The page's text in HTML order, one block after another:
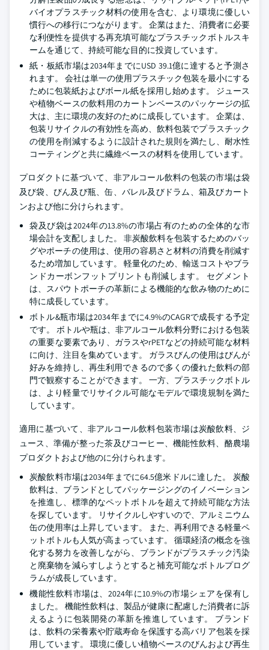
バイオプラスチック材料の使用を含む、より環境に優しい
慣行への移行につながります。 企業はまた、消費者に必要
な利便性を提供する再充填可能なプラスチックボトルスキ
ームを通じて、持続可能な目的に投資しています。
紙・板紙市場は2034年までにUSD 39.1億に達すると予測さ
れます。 会社は単一の使用プラスチック包装を最小にする
ために包装紙およびボール紙を採用し始めます。 ジュース
や植物ベースの飲料用のカートンベースのパッケージの拡
大は、主に環境の友好のために成長しています。 企業は、
包装リサイクルの有効性を高め、飲料包装でプラスチック
の使用を削減するように設計された規則を満たし、耐水性
コーティングと共に繊維ベースの材料を使用しています。
プロダクトに基づいて、非アルコール飲料の包装の市場は袋
及び袋、びん及び瓶、缶、バレル及びドラム、箱及びカート
ンおよび他に分けられます。
袋及び袋は2024年の13.8%の市場占有のための全体的な市
場会計を支配しました。 非炭酸飲料を包装するためのバッ
グやポーチの使用は、使用の容易さと材料の消費を削減す
るため増加しています。 軽量化のため、輸送コストやブラ
ンドカーボンフットプリントも削減します。 セグメント
は、スパウトポーチの革新による機能的な飲み物のために
特に成長しています。
ボトル&瓶市場は2034年までに4.9%のCAGRで成長する予定
です。 ボトルや瓶は、非アルコール飲料分野における包装
の重要な要素であり、ガラスやrPETなどの持続可能な材料
に向け、注目を集めています。 ガラスびんの使用はびんが
好みを維持し、再生利用できるので多くの優れた飲料の部
門で観察することができます。 一方、プラスチックボトル
は、より軽量でリサイクル可能なモデルで環境規制を満た
しています。
適用に基づいて、非アルコール飲料包装市場は炭酸飲料、ジ
ュース、準備が整った茶及びコーヒー、機能性飲料、酪農場
プロダクトおよび他のに分けられます。
炭酸飲料市場は2034年までに64.5億米ドルに達した。 炭酸
飲料は、ブランドとしてパッケージングのイノベーション
を推進し、標準的なペットボトルを超えて持続可能な方法
を探しています。 リサイクルしやすいので、アルミニウム
缶の使用率は上昇しています。 また、再利用できる軽量ペ
ットボトルも人気が高まっています。 循環経済の概念を強
化する努力を改善しながら、ブランドがプラスチック汚染
と廃棄物を減らすしようとすると補充可能なボトルプログ
ラムが成長しています。
機能性飲料市場は、2024年に10.9%の市場シェアを保有し
ました。 機能性飲料は、製品が健康に配慮した消費者に訴
えるように包装開発の革新を推進しています。 ブランド
は、飲料の栄養素や貯蔵寿命を保護する高バリア包装を採
用しています。 環境に優しい植物ベースのびんおよび再生